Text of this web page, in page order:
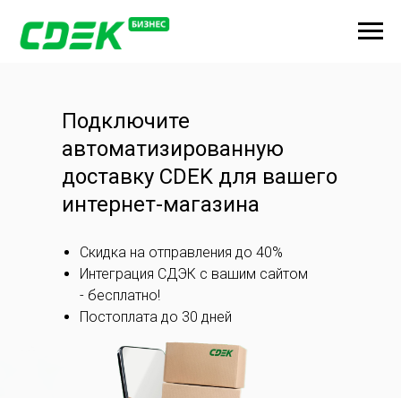
Подключите
автоматизированную
доставку CDEK для вашего
интернет-магазина
Скидка на отправления до 40%
Интеграция СДЭК с вашим сайтом
- бесплатно!
Постоплата до 30 дней